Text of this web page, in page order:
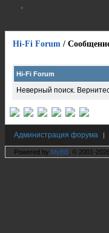
Hi-Fi Forum /
Hi-Fi Forum
Неверный поиск.
Администрация форума |
Powered by MyBB , © 2001-